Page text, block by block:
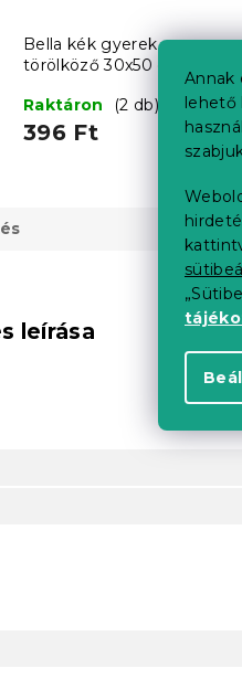
Annak
lehető
Bella kék gyerek
törölköző 30x50 cm,
Raktáron
(2 db)
396 Ft
leírása